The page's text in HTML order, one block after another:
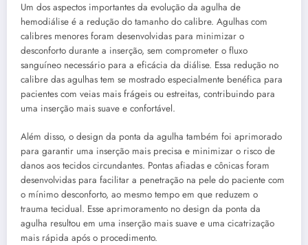
Um dos aspectos importantes da evolução da agulha de
hemodiálise é a redução do tamanho do calibre. Agulhas com
calibres menores foram desenvolvidas para minimizar o
desconforto durante a inserção, sem comprometer o fluxo
sanguíneo necessário para a eficácia da diálise. Essa redução no
calibre das agulhas tem se mostrado especialmente benéfica para
pacientes com veias mais frágeis ou estreitas, contribuindo para
uma inserção mais suave e confortável.
Além disso, o design da ponta da agulha também foi aprimorado
para garantir uma inserção mais precisa e minimizar o risco de
danos aos tecidos circundantes. Pontas afiadas e cônicas foram
desenvolvidas para facilitar a penetração na pele do paciente com
o mínimo desconforto, ao mesmo tempo em que reduzem o
trauma tecidual. Esse aprimoramento no design da ponta da
agulha resultou em uma inserção mais suave e uma cicatrização
mais rápida após o procedimento.